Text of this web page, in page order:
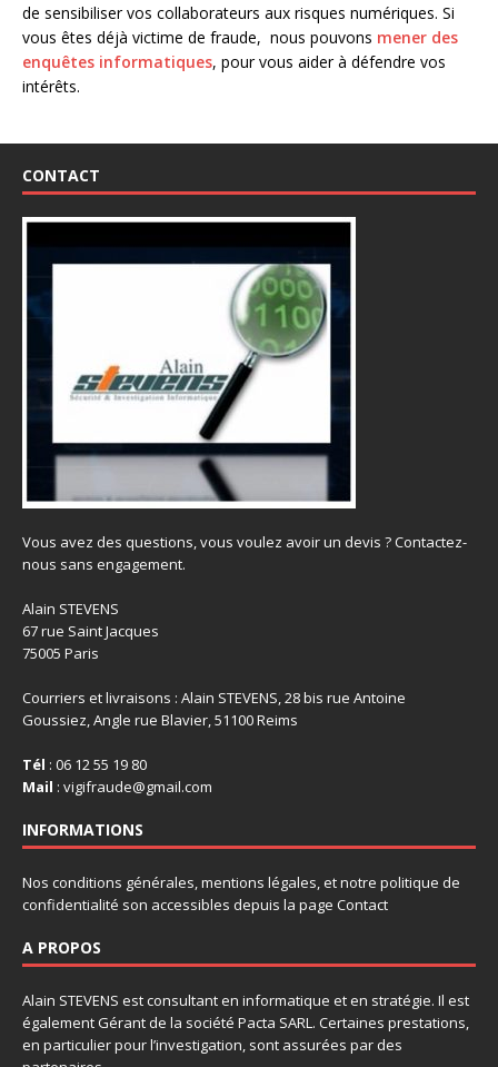
de sensibiliser vos collaborateurs aux risques numériques. Si
vous êtes déjà victime de fraude, nous pouvons mener des
enquêtes informatiques, pour vous aider à défendre vos
intérêts.
CONTACT
Vous avez des questions, vous voulez avoir un devis ? Contactez-
nous sans engagement.
Alain STEVENS
67 rue Saint Jacques
75005 Paris
Courriers et livraisons : Alain STEVENS, 28 bis rue Antoine
Goussiez, Angle rue Blavier, 51100 Reims
Tél : 06 12 55 19 80
Mail : vigifraude@gmail.com
INFORMATIONS
Nos conditions générales, mentions légales, et notre politique de
confidentialité son accessibles depuis la page Contact
A PROPOS
Alain STEVENS est consultant en informatique et en stratégie. Il est
également Gérant de la société Pacta SARL. Certaines prestations,
en particulier pour l’investigation, sont assurées par des